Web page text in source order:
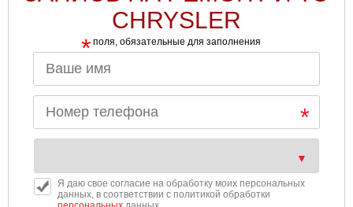
CHRYSLER
* поля, обязательные для заполнения
Я даю свое согласие на обработку моих персональных
данных, в соответствии с политикой обработки